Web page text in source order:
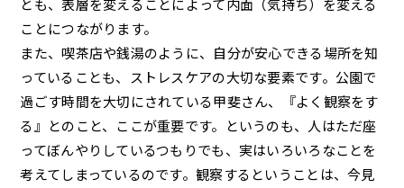
ことにつながります。
また、喫茶店や銭湯のように、自分が安心できる場所を知
っていることも、ストレスケアの大切な要素です。公園で
過ごす時間を大切にされている甲斐さん、『よく観察をす
る』とのこと、ここが重要です。というのも、人はただ座
ってぼんやりしているつもりでも、実はいろいろなことを
考えてしまっているのです。観察するということは、今見